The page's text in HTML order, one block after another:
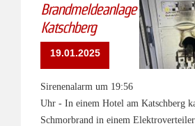
Brandmeldeanlage
Katschberg
19.01.2025
Sirenenalarm um 19:56
Uhr - In einem Hotel am Katschberg
Schmorbrand in einem